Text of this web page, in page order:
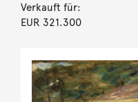
Verkauft für:
EUR 321.300